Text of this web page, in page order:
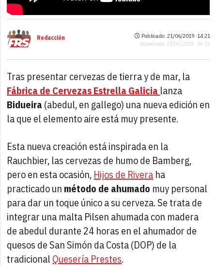
Redacción Publicado: 21/06/2019 ·14:21
Actualizado: 21/06/2019 · 14:21
Tras presentar cervezas de tierra y de mar, la
Fábrica de Cervezas Estrella Galicia lanza
Bidueira (abedul, en gallego) una nueva edición en
la que el elemento aire está muy presente.
Esta nueva creación está inspirada en la
Rauchbier, las cervezas de humo de Bamberg,
pero en esta ocasión, Hijos de Rivera ha
practicado un método de ahumado muy personal
para dar un toque único a su cerveza. Se trata de
integrar una malta Pilsen ahumada con madera
de abedul durante 24 horas en el ahumador de
quesos de San Simón da Costa (DOP) de la
tradicional Quesería Prestes.